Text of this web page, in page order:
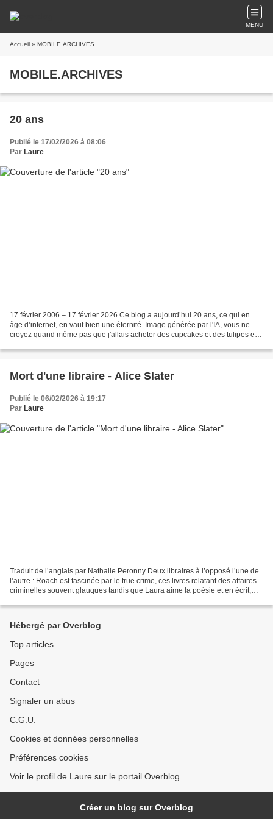
MENU
Accueil » MOBILE.ARCHIVES
MOBILE.ARCHIVES
20 ans
Publié le 17/02/2026 à 08:06
Par Laure
17 février 2006 – 17 février 2026 Ce blog a aujourd’hui 20 ans, ce qui en
âge d’internet, en vaut bien une éternité. Image générée par l'IA, vous ne
croyez quand même pas que j'allais acheter des cupcakes et des tulipes en
Mort d'une libraire - Alice Slater
Publié le 06/02/2026 à 19:17
Par Laure
Traduit de l’anglais par Nathalie Peronny Deux libraires à l’opposé l’une de
l’autre : Roach est fascinée par le true crime, ces livres relatant des affaires
criminelles souvent glauques tandis que Laura aime la poésie et en écrit,
Hébergé par Overblog
Top articles
Pages
Contact
Signaler un abus
C.G.U.
Cookies et données personnelles
Préférences cookies
Voir le profil de Laure sur le portail Overblog
Créer un blog sur Overblog